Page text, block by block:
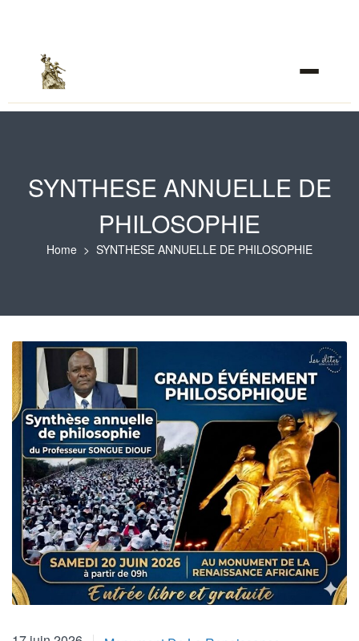
SYNTHESE ANNUELLE DE
PHILOSOPHIE
Home SYNTHESE ANNUELLE DE PHILOSOPHIE